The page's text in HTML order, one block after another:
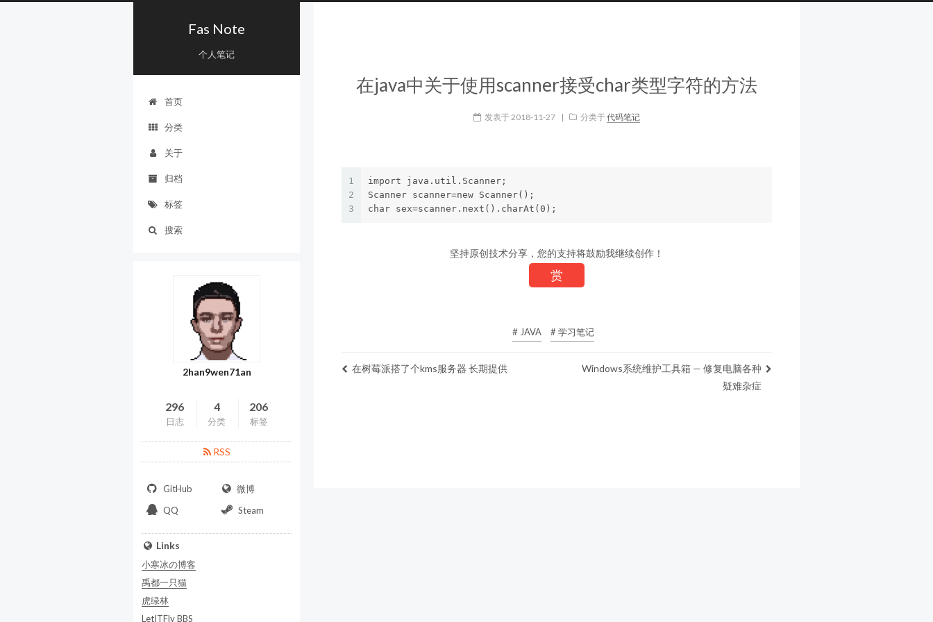
Fas Note
个人笔记
首页
分类
关于
归档
标签
搜索
在java中关于使用scanner接受char类型字符的方法
发表于2018-11-27 | 分类于代码笔记
1
2
3
import java.util.Scanner;
Scanner scanner=new Scanner();
坚持原创技术分享，您的支持将鼓励我继续创作！
赏
# JAVA # 学习笔记
在树莓派搭了个kms服务器 长期提供
Windows系统维护工具箱 — 修复电脑各种
疑难杂症
2han9wen71an
296
日志
4
分类
206
标签
RSS
GitHub
微博
QQ
Steam
Links
小寒冰の博客
禹都一只猫
虎绿林
LetITFly BBS